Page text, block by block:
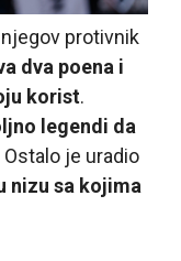
protivnik
dva poena i
korist.
legendi da
Ostalo je uradio
nizu sa kojima